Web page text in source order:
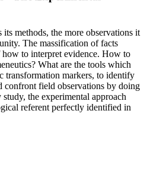
methods, the more observations it
The massification of facts
how to interpret evidence. How to
What are the tools which
transformation markers, to identify
confront field observations by doing
the experimental approach
referent perfectly identified in